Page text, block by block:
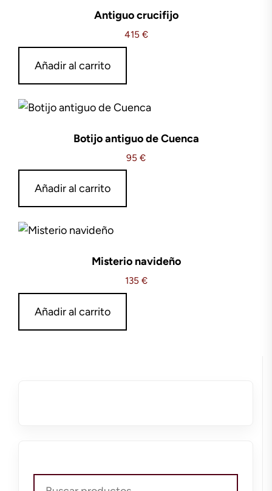
Antiguo crucifijo
415 €
Añadir al carrito
Botijo antiguo de Cuenca
95 €
Añadir al carrito
Misterio navideño
135 €
Añadir al carrito